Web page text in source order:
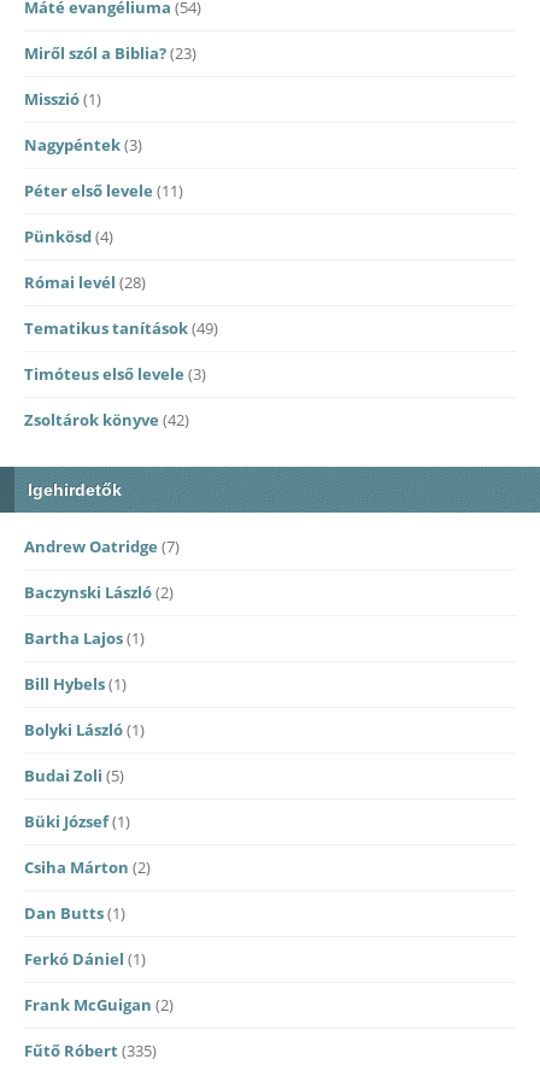
Máté evangéliuma (54)
Miről szól a Biblia?(23)
Misszió(1)
Nagypéntek(3)
Péter első levele (11)
Pünkösd(4)
Római levél (28)
Tematikus tanítások(49)
Timóteus első levele (3)
Zsoltárok könyve (42)
Igehirdetők
Andrew Oatridge (7)
Baczynski László(2)
Bartha Lajos(1)
Bill Hybels(1)
Bolyki László(1)
Budai Zoli (5)
Büki József(1)
Csiha Márton (2)
Dan Butts(1)
Ferkó Dániel (1)
Frank McGuigan (2)
Fűtő Róbert(335)